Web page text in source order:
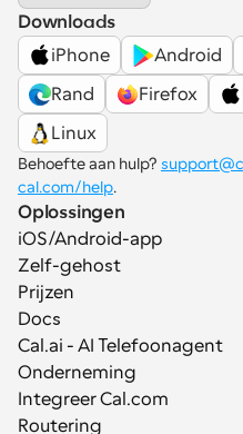
Downloads
iPhone
Android
Rand
Firefox
Linux
Behoefte aan hulp?
cal.com/help.
Oplossingen
iOS/Android-app
Zelf-gehost
Prijzen
Docs
Cal.ai - AI Telefoonagent
Onderneming
Integreer Cal.com
Routering